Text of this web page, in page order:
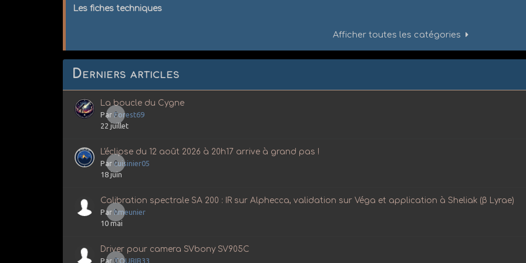
Les fiches techniques
Afficher toutes les catégories
Derniers articles
0
La boucle du Cygne
Par Forest69
22 juillet
0
L'éclipse du 12 août 2026 à 20h17 arrive à grand pas !
Par cuisinier05
18 juin
0
Calibration spectrale SA 200 : IR sur Alphecca, validation sur Véga et application à Sheliak (β Lyrae)
Par hmeunier
10 mai
0
Driver pour camera SVbony SV905C
Par TOUBIB33